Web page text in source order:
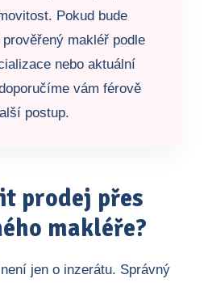
Pokud bude
makléř podle
nebo aktuální
vám férově
postup.
prodej přes
makléře?
jen o inzerátu. Správný